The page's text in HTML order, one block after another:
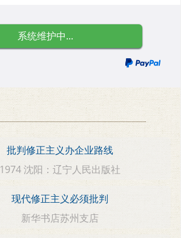
系统维护中...
批判修正主义办企业路线
1974 沈阳：辽宁人民出版社
现代修正主义必须批判
新华书店苏州支店